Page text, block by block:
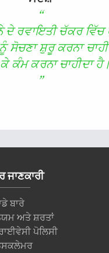
“
ਰਵਾਇਤੀ ਚੱਕਰ
ਸੋਚਣਾ ਸ਼ੁਰੂ ਕਰਨਾ
ਕੰਮ ਕਰਨਾ ਚਾਹੀਦਾ ਹੈ।
”
ਜਾਣਕਾਰੀ
ਬਾਰੇ
ਅਤੇ ਸ਼ਰਤਾਂ
ਪੋਲਿਸੀ